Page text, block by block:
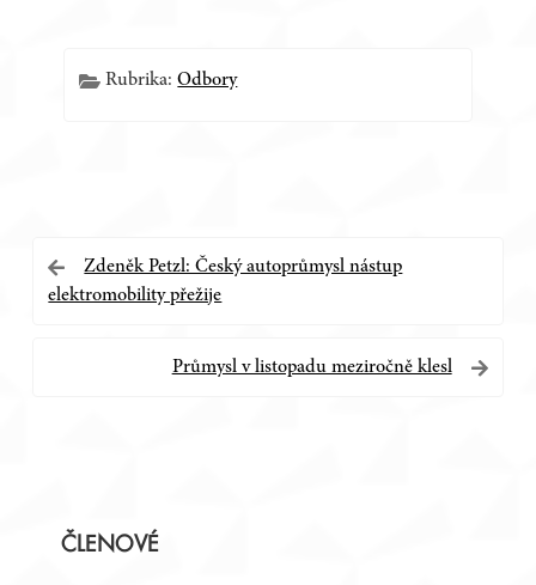
Rubrika:Odbory
Navigace
příspěvek
Zdeněk Petzl: Český autoprůmysl nástup
elektromobility přežije
Průmysl v listopadu meziročně klesl
ČLENOVÉ